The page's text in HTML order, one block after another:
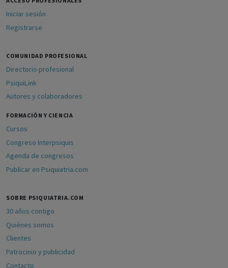
Iniciar sesión
Registrarse
COMUNIDAD PROFESIONAL
Directorio profesional
PsiquiLink
Autores y colaboradores
FORMACIÓN Y CIENCIA
Cursos
Congreso Interpsiquis
Agenda de congresos
Publicar en Psiquiatria.com
SOBRE PSIQUIATRIA.COM
30 años contigo
Quiénes somos
Clientes
Patrocinio y publicidad
Contacto